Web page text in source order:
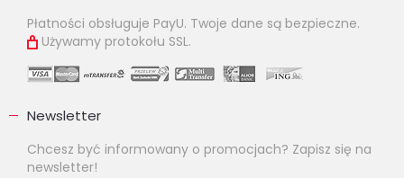
Płatności obsługuje PayU. Twoje dane są bezpieczne.
Używamy protokołu SSL.
Newsletter
Chcesz być informowany o promocjach? Zapisz się na
newsletter!